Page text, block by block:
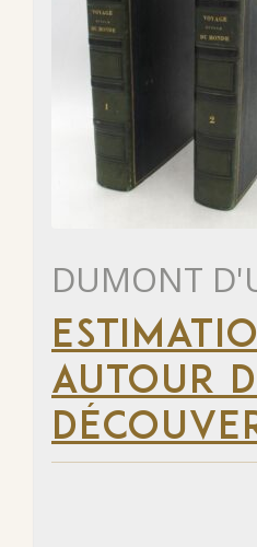
DUMONT
AUTOUR